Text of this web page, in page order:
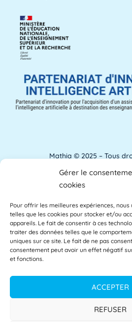
Gérer le
cookies
Pour offrir les meilleures expériences,
telles que les cookies pour stocker et/ou
appareils. Le fait de consentir à ces
traiter des données telles que le
uniques sur ce site. Le fait de ne pas
consentement peut avoir un effet négatif
et fonctions.
ACCEPTER
REFUSER
Aménagements d'apprentissage
Les aménagements
faire référence à du temps
pour la [...]
ANACT
ANACT est l'acronyme de
Analyse de l'apprentissage
les commentaires des
des [...]Lire plus »
APAE
L'APAE, ou Attaché
de l'État, est un
Mathia © 2025 – Tous
Mentions
Glossaire
Centre
CGU